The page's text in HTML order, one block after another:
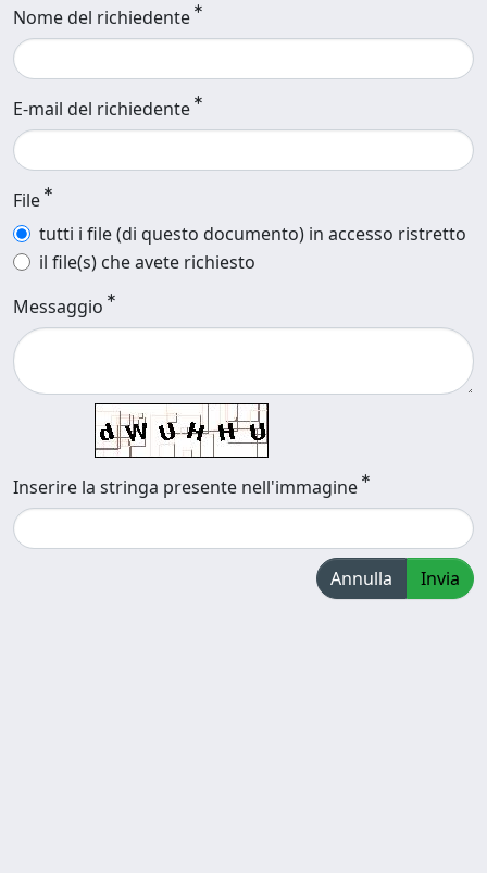
Nome del richiedente
E-mail del richiedente
File
tutti i file (di questo documento) in accesso ristretto
il file(s) che avete richiesto
Messaggio
Inserire la stringa presente nell'immagine
Annulla Invia